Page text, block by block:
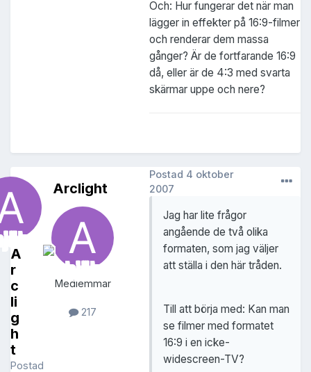
Och: Hur fungerar det när man
lägger in effekter på 16:9-filmer
och renderar dem massa
gånger? Är de fortfarande 16:9
då, eller är de 4:3 med svarta
skärmar uppe och nere?
A
r
c
li
g
h
t
Postad
Arclight
Medlemmar
217
Postad 4 oktober
2007
Jag har lite frågor
angående de två olika
formaten, som jag väljer
att ställa i den här tråden.
Till att börja med: Kan man
se filmer med formatet
16:9 i en icke-
widescreen-TV?